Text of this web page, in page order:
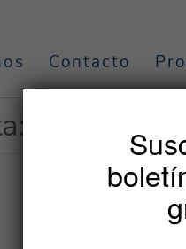
Contacto